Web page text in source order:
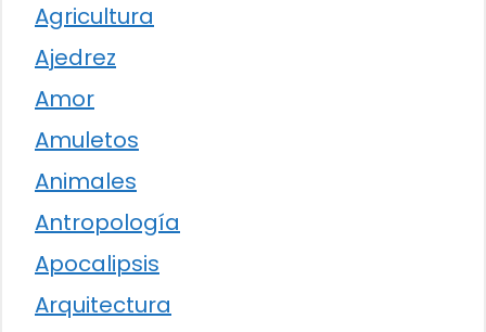
Agricultura
Ajedrez
Amor
Amuletos
Animales
Antropología
Apocalipsis
Arquitectura